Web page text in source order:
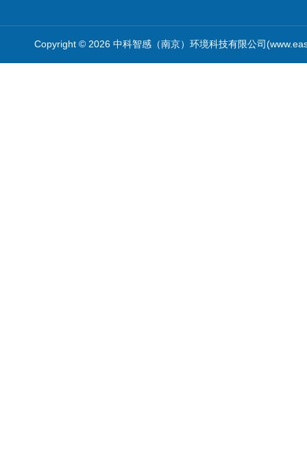
Copyright © 2026 中科智感（南京）环境科技有限公司